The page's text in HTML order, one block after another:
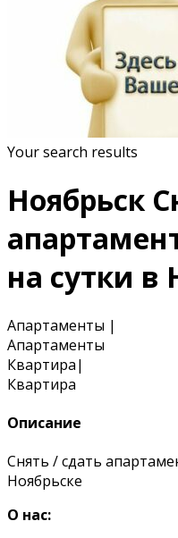
Your search results
Ноябрьск
на сутки в
Апартаменты |
Апартаменты
Квартира|
Квартира
Описание
Снять / сдать
Ноябрьске
О нас: